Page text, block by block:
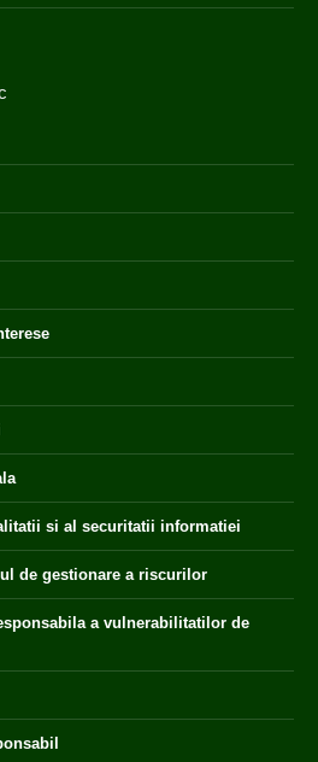
si al securitatii informatiei
de gestionare a riscurilor
a vulnerabilitatilor de